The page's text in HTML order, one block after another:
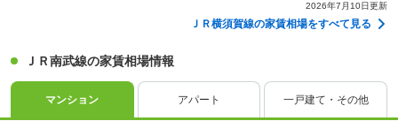
2026年7月10日更新
ＪＲ横須賀線の家賃相場をすべて見る
ＪＲ南武線の家賃相場情報
マンション アパート 一戸建て・その他